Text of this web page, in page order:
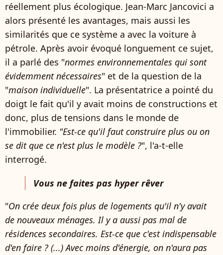
réellement plus écologique. Jean-Marc Jancovici a
alors présenté les avantages, mais aussi les
similarités que ce système a avec la voiture à
pétrole. Après avoir évoqué longuement ce sujet,
il a parlé des "normes environnementales qui sont
évidemment nécessaires" et de la question de la
"maison individuelle". La présentatrice a pointé du
doigt le fait qu'il y avait moins de constructions et
donc, plus de tensions dans le monde de
l'immobilier. "Est-ce qu'il faut construire plus ou on
se dit que ce n'est plus le modèle ?", l'a-t-elle
interrogé.
Vous ne faites pas hyper rêver
"On crée deux fois plus de logements qu'il n'y avait
de nouveaux ménages. Il y a aussi pas mal de
résidences secondaires. Est-ce que c'est indispensable
d'en faire ? (...) Avec moins d'énergie, on n'aura pas